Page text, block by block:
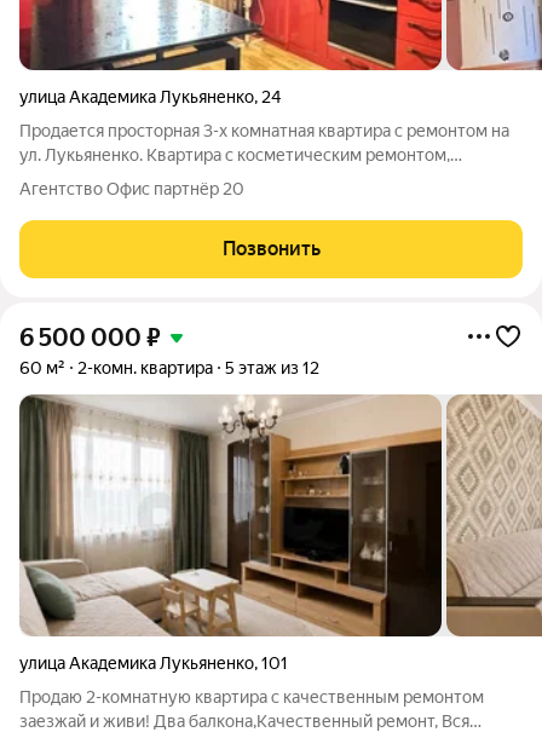
улица Академика Лукьяненко, 24
Продается просторная 3-х комнатная квартира с ремонтом на
ул. Лукьяненко. Квартира с косметическим ремонтом,
остается все, что на фото, 3 изолированные комнаты. Санузел
раздельный, два застекленных утепленных балкона. Во дворе
много детских площадок,
Агентство Офис партнёр 20
Позвонить
6 500 000 ₽
60 м² 2-комн. квартира 5 этаж из 12
улица Академика Лукьяненко,101
Продаю 2-комнатную квартира с качественным ремонтом
заезжай и живи! Два балкона,Качественный ремонт, Вся